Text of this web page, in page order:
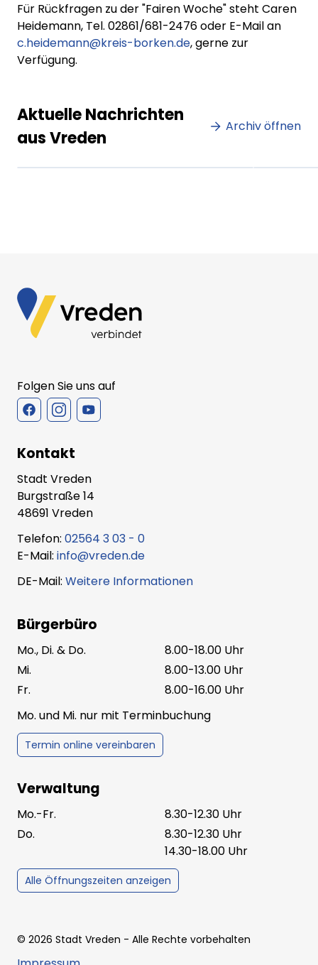
Für Rückfragen zu der "Fairen Woche" steht Caren
Heidemann, Tel. 02861/681-2476 oder E-Mail an
c.heidemann@kreis-borken.de, gerne zur
Verfügung.
Aktuelle Nachrichten
aus Vreden
Archiv öffnen
Lorem ipsum Lorem ipsum
Folgen Sie uns auf
Kontakt
Stadt Vreden
Burgstraße 14
48691 Vreden
Telefon: 02564 3 03 - 0
E-Mail: info@vreden.de
DE-Mail: Weitere Informationen
Bürgerbüro
Mo., Di. & Do.
8.00-18.00 Uhr
Mi.
8.00-13.00 Uhr
Fr.
8.00-16.00 Uhr
Mo. und Mi. nur mit Terminbuchung
Termin online vereinbaren
Verwaltung
Mo.-Fr.
8.30-12.30 Uhr
Do.
8.30-12.30 Uhr
14.30-18.00 Uhr
Alle Öffnungszeiten anzeigen
© 2026 Stadt Vreden - Alle Rechte vorbehalten